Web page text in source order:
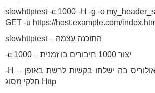
slowhttptest -c 1000 -H -g -o
GET -u https://host.example.com/
slowhttptest – התוכנה עצמה
-c 1000 – יצור 1000 חיבורים בו זמנית
-H – התקפה מסוג סלואולוריס בה ישלחו בקשות לרשת באופן
חלקי מסוג Http